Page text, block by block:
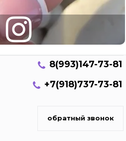
8(993)147-73-81
+7(918)737-73-81
обратный звонок